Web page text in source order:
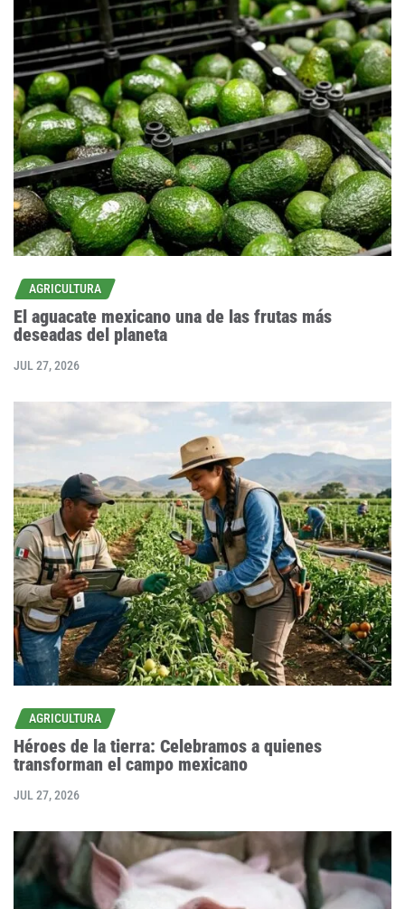
AGRICULTURA
El aguacate mexicano una de las frutas más
deseadas del planeta
JUL 27, 2026
AGRICULTURA
Héroes de la tierra: Celebramos a quienes
transforman el campo mexicano
JUL 27, 2026